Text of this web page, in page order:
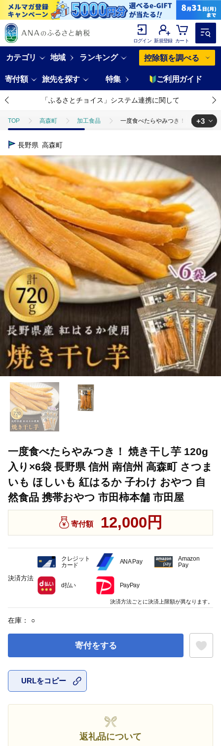
ログイン 新規登録 カート
カテゴリ 地域 ランキング 控除額を調べる
寄付額 旅先を探す 特集 ご利用ガイド
「ふるさとチョイス」システム連携に関して
TOP 高森町 加工食品 一度食べたらやみつき！ 焼き干し芋
TOP
TOP 加工食品 ほかの乾物
TOP 加工食品 ほかの加工食品 一度食べたらやみつき！ 焼
+3
長野県 高森町
一度食べたらやみつき！ 焼き干し芋 120g
入り×6袋 長野県 信州 南信州 高森町 さつま
いも ほしいも 紅はるか 子わけ おやつ 自
然食品 携帯おやつ 市田柿本舗 市田屋
寄付額 12,000円
在庫： ○
寄付をする
URLをコピー
返礼品について
決済方法
クレジット
カード
ANA Pay
Amazon
Pay
d払い PayPay
決済方法ごとに決済上限額が異なります。